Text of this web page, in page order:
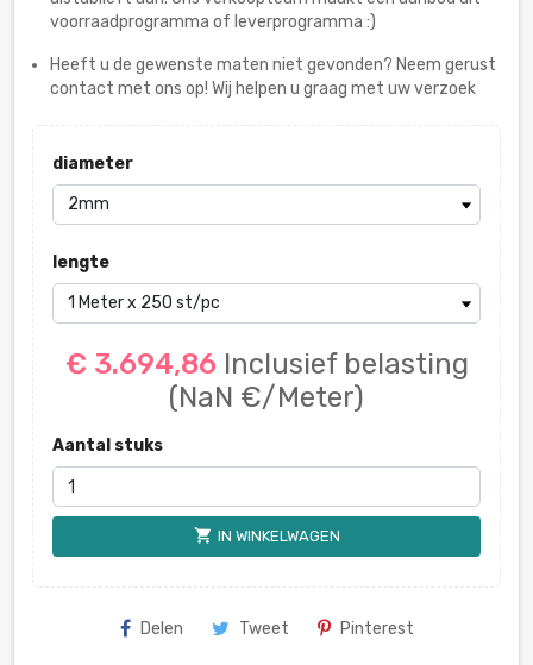
voorraadprogramma of leverprogramma :)
Heeft u de gewenste maten niet gevonden? Neem gerust
contact met ons op! Wij helpen u graag met uw verzoek
diameter
lengte
€ 3.694,86 Inclusief belasting
(NaN €/Meter)
Aantal stuks
shopping_cart IN WINKELWAGEN
Delen Tweet Pinterest